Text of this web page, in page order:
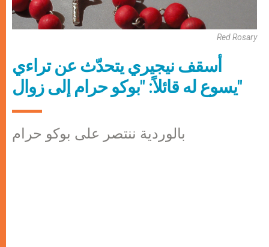
Red Rosary
أسقف نيجيري يتحدّث عن تراءي
يسوع له قائلاً: "بوكو حرام إلى زوال"
بالوردية ننتصر على بوكو حرام